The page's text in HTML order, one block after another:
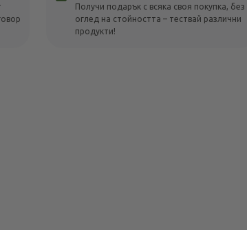
Получи подарък с всяка своя покупка, без
оглед на стойността – тествай различни
продукти!